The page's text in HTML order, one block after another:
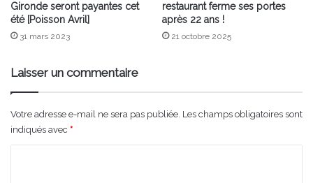
Gironde seront payantes cet
été [Poisson Avril]
31 mars 2023
restaurant ferme ses portes
après 22 ans !
21 octobre 2025
Laisser un commentaire
Votre adresse e-mail ne sera pas publiée. Les champs obligatoires sont
indiqués avec *